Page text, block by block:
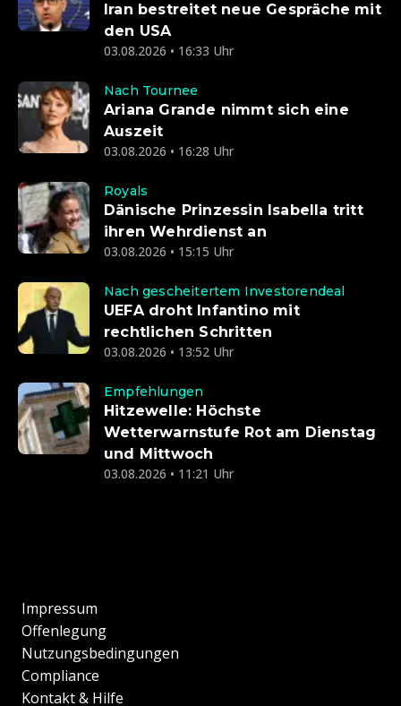
Iran bestreitet neue Gespräche mit
den USA
03.08.2026 • 16:33 Uhr
Nach Tournee
Ariana Grande nimmt sich eine
Auszeit
03.08.2026 • 16:28 Uhr
Royals
Dänische Prinzessin Isabella tritt
ihren Wehrdienst an
03.08.2026 • 15:15 Uhr
Nach gescheitertem Investorendeal
UEFA droht Infantino mit
rechtlichen Schritten
03.08.2026 • 13:52 Uhr
Empfehlungen
Hitzewelle: Höchste
Wetterwarnstufe Rot am Dienstag
und Mittwoch
03.08.2026 • 11:21 Uhr
Impressum
Offenlegung
Nutzungsbedingungen
Compliance
Kontakt & Hilfe